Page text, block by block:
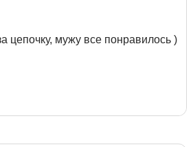
цепочку, мужу все понравилось )